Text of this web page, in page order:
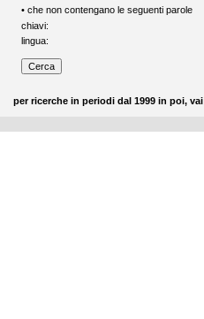
• che non contengano le seguenti parole
chiavi:
lingua:
per ricerche in periodi dal 1999 in poi, vai